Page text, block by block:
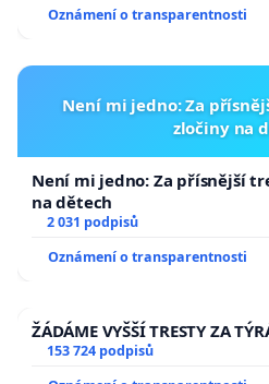
Oznámení o transparentnosti
Není mi jedno: Za
zločiny na
Není mi jedno: Za přísnější
na dětech
2 031 podpisů
Oznámení o transparentnosti
ŽÁDÁME VYŠŠÍ TRESTY ZA
153 724 podpisů